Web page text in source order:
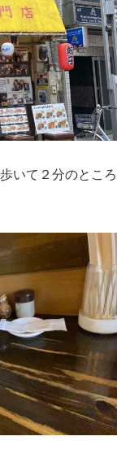
いて２分のところ